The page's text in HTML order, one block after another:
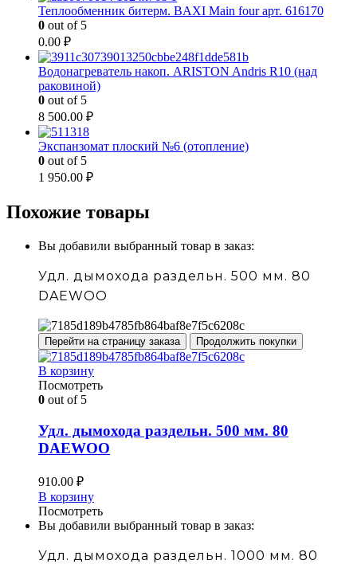
Теплообменник битерм. BAXI Main four арт. 616170
0 out of 5
0.00 ₽
Водонагреватель накоп. ARISTON Andris R10 (над
раковиной)
0 out of 5
8 500.00 ₽
Экспанзомат плоский №6 (отопление)
0 out of 5
1 950.00 ₽
Похожие товары
Вы добавили выбранный товар в заказ:
Удл. дымохода раздельн. 500 мм. 80
DAEWOO
Перейти на страницу заказа Продолжить покупки
В корзину
Посмотреть
0 out of 5
Удл. дымохода раздельн. 500 мм. 80
DAEWOO
910.00 ₽
В корзину
Посмотреть
Вы добавили выбранный товар в заказ:
Удл. дымохода раздельн. 1000 мм. 80